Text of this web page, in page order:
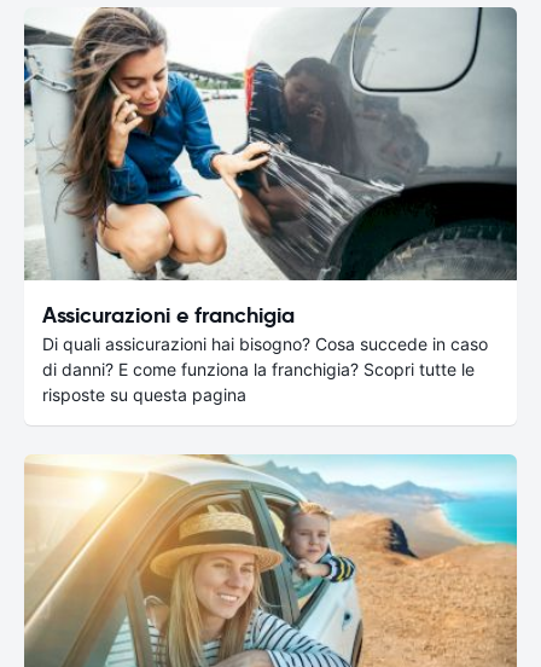
Assicurazioni e franchigia
Di quali assicurazioni hai bisogno? Cosa succede in caso
di danni? E come funziona la franchigia? Scopri tutte le
risposte su questa pagina